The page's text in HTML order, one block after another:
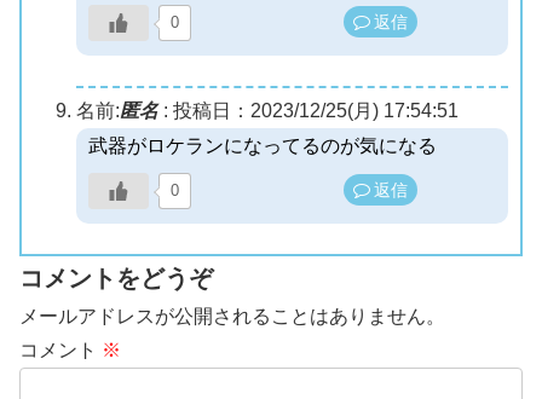
0 返信
名前:匿名: 投稿日：2023/12/25(月) 17:54:51
武器がロケランになってるのが気になる
0 返信
コメントをどうぞ
メールアドレスが公開されることはありません。
コメント ※